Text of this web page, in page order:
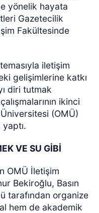
yönelik hayata
Gazetecilik
Fakültesinde
iletişim
gelişimlerine katkı
diri tutmak
ikinci
(OMÜ)
VE SU GİBİ
OMÜ İletişim
Bekiroğlu, Basın
tarafından organize
hem de akademik